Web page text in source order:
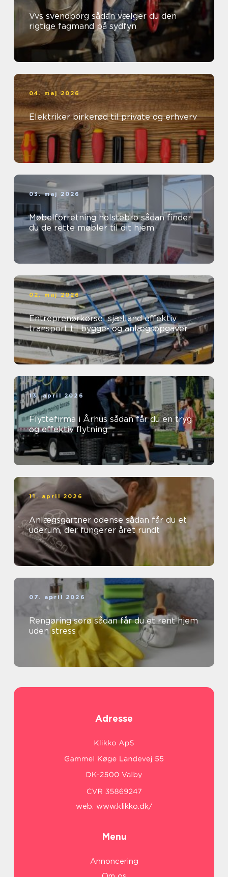
Vvs svendborg sådan vælger du den
rigtige fagmand på sydfyn
04. maj 2026
Elektriker birkerød til private og erhverv
03. maj 2026
Møbelforretning holstebro sådan finder
du de rette møbler til dit hjem
02. maj 2026
Entreprenørkørsel sjælland effektiv
transport til bygge- og anlægsopgaver
13. april 2026
Flyttefirma i Århus sådan får du en tryg
og effektiv flytning
11. april 2026
Anlægsgartner odense sådan får du et
uderum, der fungerer året rundt
07. april 2026
Rengøring sorø sådan får du et rent hjem
uden stress
Adresse
web: www.klikko.dk/
Menu
Annoncering